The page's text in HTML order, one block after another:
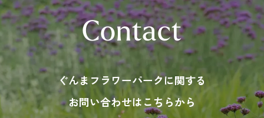
Contact
ぐんまフラワーパークに関する
お問い合わせはこちらから